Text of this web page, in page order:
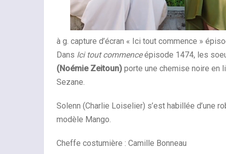
à g. capture d’écran « Ici tout commence »
Dans Ici tout commenceépisode 1474, les
(Noémie Zeitoun) porte une chemise noire en
Sezane.
Solenn (Charlie Loiselier) s’est habillée d’une
modèle Mango.
Cheffe costumière : Camille Bonneau